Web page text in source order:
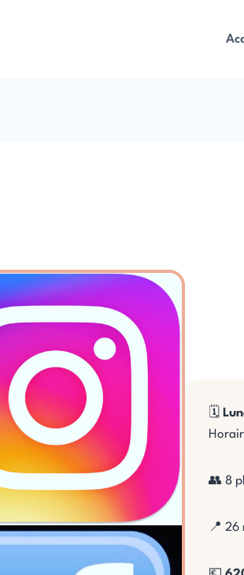
🗓️
👥 8
📍 26